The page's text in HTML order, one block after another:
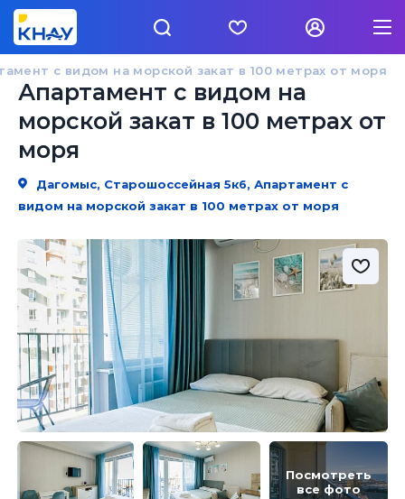
с видом на морской закат в 100 метрах от моря
Апартамент с видом на
морской закат в 100 метрах от
моря
Дагомыс, Старошоссейная 5к6, Апартамент с
видом на морской закат в 100 метрах от моря
Посмотреть
все фото